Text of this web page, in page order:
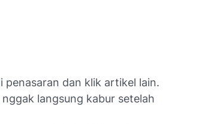
penasaran dan klik artikel lain.
langsung kabur setelah